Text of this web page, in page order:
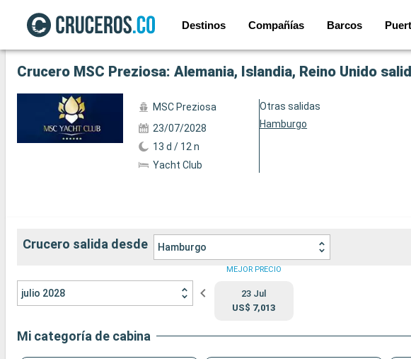
Destinos Compañías Barcos
Ver las 89 fotos siguientes
Crucero MSC Preziosa: Alemania, Islandia, Reino Unido
MSC Preziosa
23/07/2028
13 d / 12 n
Yacht Club
Otras salidas
Hamburgo
Crucero salida desde Hamburgo
julio 2028
MEJOR PRECIO
23 Jul
US$ 7,013
Mi categoría de cabina